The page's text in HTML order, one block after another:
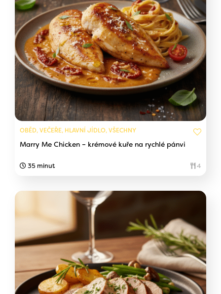
OBĚD, VEČEŘE, HLAVNÍ JÍDLO, VŠECHNY
Marry Me Chicken – krémové kuře na rychlé pánvi
35 minut 4